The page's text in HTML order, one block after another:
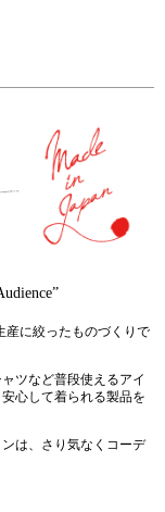
産に絞ったものづくりで
ツなど普段使えるアイ
心して着られる製品を
は、さり気なくコーデ